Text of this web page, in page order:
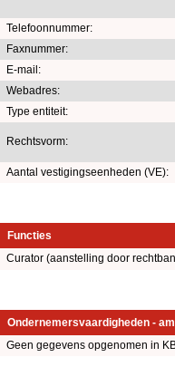
Telefoonnummer:
Faxnummer:
E-mail:
Webadres:
Type entiteit:
Rechtsvorm:
Aantal vestigingseenheden (VE):
Functies
Curator (aanstelling door
Ondernemersvaardigheden -
Geen gegevens opgenomen in